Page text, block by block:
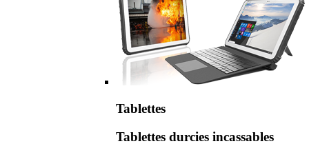
Tablettes
Tablettes durcies incassables